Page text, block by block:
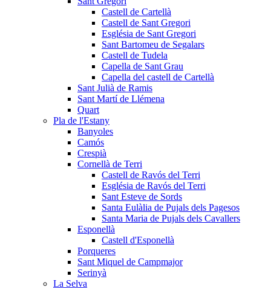
Castell de Cartellà
Castell de Sant Gregori
Església de Sant Gregori
Sant Bartomeu de Segalars
Castell de Tudela
Capella de Sant Grau
Capella del castell de Cartellà
Sant Julià de Ramis
Sant Martí de Llémena
Quart
Pla de l'Estany
Banyoles
Camós
Crespià
Cornellà de Terri
Castell de Ravós del Terri
Església de Ravós del Terri
Sant Esteve de Sords
Santa Eulàlia de Pujals dels Pagesos
Santa Maria de Pujals dels Cavallers
Esponellà
Castell d'Esponellà
Porqueres
Sant Miquel de Campmajor
Serinyà
La Selva